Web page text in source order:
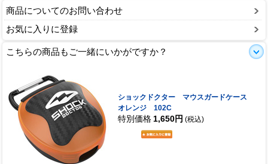
商品についてのお問い合わせ
お気に入りに登録
こちらの商品もご一緒にいかがですか？
ショックドクター マウスガードケース
オレンジ 102C
特別価格 1,650円 (税込)